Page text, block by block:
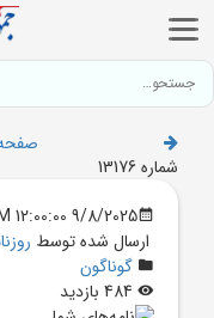
صفحه
شماره 13176
9/8/2025 12:00:00 AM
ارسال شده توسط
گوناگون